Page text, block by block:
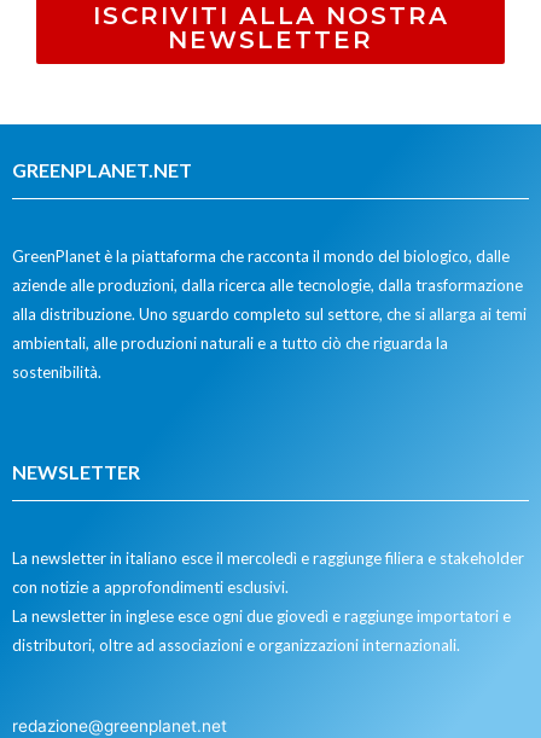
ISCRIVITI ALLA NOSTRA
NEWSLETTER
GREENPLANET.NET
GreenPlanet è la piattaforma che racconta il mondo del biologico, dalle
aziende alle produzioni, dalla ricerca alle tecnologie, dalla trasformazione
alla distribuzione. Uno sguardo completo sul settore, che si allarga ai temi
ambientali, alle produzioni naturali e a tutto ciò che riguarda la
sostenibilità.
NEWSLETTER
La newsletter in italiano esce il mercoledì e raggiunge filiera e stakeholder
con notizie a approfondimenti esclusivi.
La newsletter in inglese esce ogni due giovedì e raggiunge importatori e
distributori, oltre ad associazioni e organizzazioni internazionali.
redazione@greenplanet.net